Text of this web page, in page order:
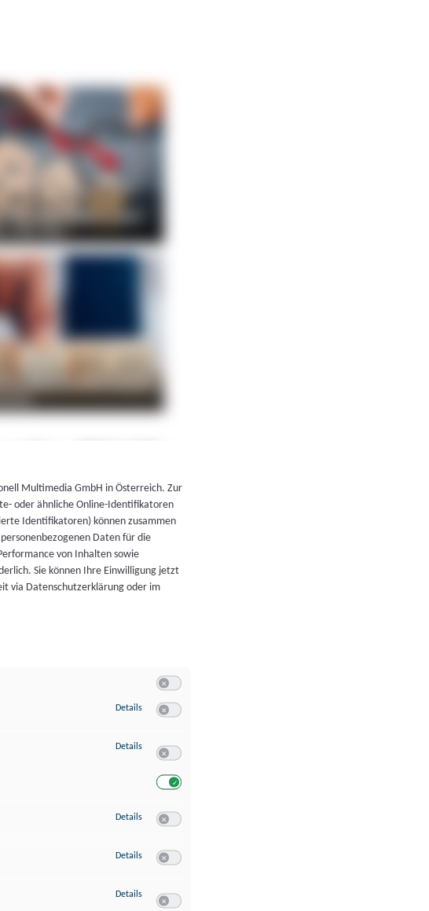
Multimedia GmbH in Österreich. Zur
oder ähnliche Online-Identifikatoren
Identifikatoren) können zusammen
Daten für die
von Inhalten sowie
Sie können Ihre Einwilligung jetzt
via Datenschutzerklärung oder im
Details zu Speichern von oder Zugriff auf Informationen auf einem Endgerät
Details zu Verwendung reduzierter Daten zur Auswahl von Werbeanzeigen
Details zu Erstellung von Profilen für personalisierte Werbung
Details zu Verwendung von Profilen zur Auswahl personalisierter Werbung
Details zu Messung der Werbeleistung